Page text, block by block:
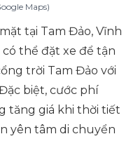
Maps)
tại Tam Đảo, Vĩnh
thể đặt xe để tận
trời Tam Đảo với
biệt, cước phí
tăng giá khi thời tiết
yên tâm di chuyển